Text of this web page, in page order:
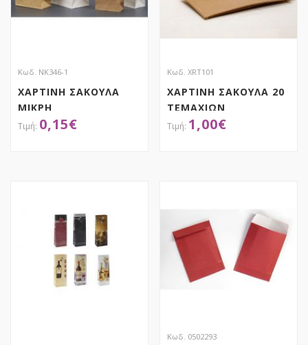
Κωδ. ΝΚ346-1
ΧΑΡΤΙΝΗ ΣΑΚΟΥΛΑ
ΜΙΚΡΗ
0,15€
Κωδ. XRT101
ΧΑΡΤΙΝΗ ΣΑΚΟΥΛΑ 20
ΤΕΜΑΧΙΩΝ
1,00€
Κωδ. 0502293